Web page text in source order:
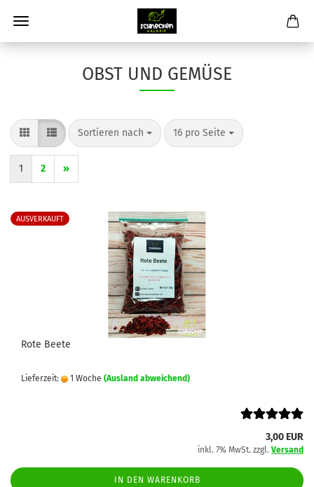
OBST UND GEMÜSE
Sortieren nach
Sortieren nach 16 pro Seite
pro Seite
1 2 »
AUSVERKAUFT
Rote Beete
Lieferzeit: 1 Woche (Ausland abweichend)
3,00 EUR
inkl. 7% MwSt. zzgl. Versand
IN DEN WARENKORB